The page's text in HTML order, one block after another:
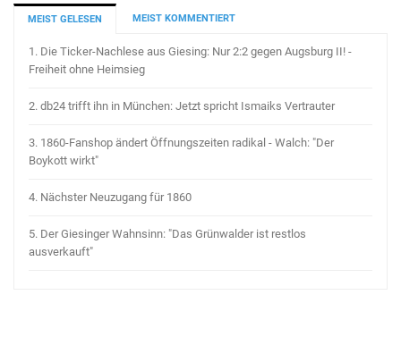
MEIST GELESEN MEIST KOMMENTIERT
1. Die Ticker-Nachlese aus Giesing: Nur 2:2 gegen Augsburg II! -
Freiheit ohne Heimsieg
2. db24 trifft ihn in München: Jetzt spricht Ismaiks Vertrauter
3. 1860-Fanshop ändert Öffnungszeiten radikal - Walch: "Der
Boykott wirkt"
4. Nächster Neuzugang für 1860
5. Der Giesinger Wahnsinn: "Das Grünwalder ist restlos
ausverkauft"